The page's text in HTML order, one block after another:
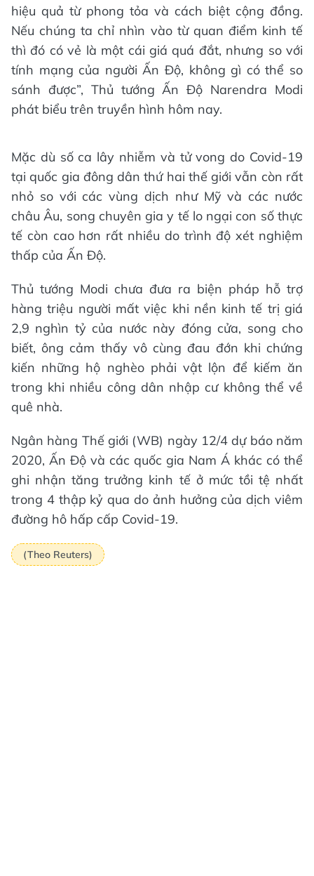
hiệu quả từ phong tỏa và cách biệt cộng đồng.
Nếu chúng ta chỉ nhìn vào từ quan điểm kinh tế
thì đó có vẻ là một cái giá quá đắt, nhưng so với
tính mạng của người Ấn Độ, không gì có thể so
sánh được”, Thủ tướng Ấn Độ Narendra Modi
phát biểu trên truyền hình hôm nay.
Mặc dù số ca lây nhiễm và tử vong do Covid-19
tại quốc gia đông dân thứ hai thế giới vẫn còn rất
nhỏ so với các vùng dịch như Mỹ và các nước
châu Âu, song chuyên gia y tế lo ngại con số thực
tế còn cao hơn rất nhiều do trình độ xét nghiệm
thấp của Ấn Độ.
Thủ tướng Modi chưa đưa ra biện pháp hỗ trợ
hàng triệu người mất việc khi nền kinh tế trị giá
2,9 nghìn tỷ của nước này đóng cửa, song cho
biết, ông cảm thấy vô cùng đau đớn khi chứng
kiến những hộ nghèo phải vật lộn để kiếm ăn
trong khi nhiều công dân nhập cư không thể về
quê nhà.
Ngân hàng Thế giới (WB) ngày 12/4 dự báo năm
2020, Ấn Độ và các quốc gia Nam Á khác có thể
ghi nhận tăng trưởng kinh tế ở mức tồi tệ nhất
trong 4 thập kỷ qua do ảnh hưởng của dịch viêm
đường hô hấp cấp Covid-19.
(Theo Reuters)